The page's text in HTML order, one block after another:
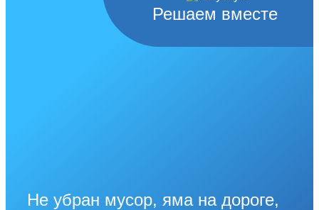
Решаем вместе
Не убран мусор, яма на дороге,